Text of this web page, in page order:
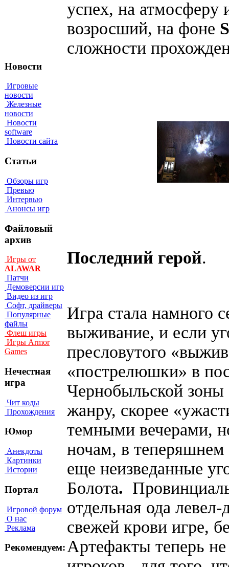
Новости
Игровые
новости
Железные
новости
Новости
software
Новости сайта
Статьи
Обзоры игр
Превью
Интервью
Анонсы игр
Файловый
архив
Игры от
ALAWAR
Патчи
Демоверсии игр
Видео из игр
Софт, драйверы
Популярные
файлы
Флеш игры
Игры Armor
Games
Нечестная
игра
Чит коды
Прохождения
Юмор
Анекдоты
Картинки
Истории
Портал
Игровой форум
О нас
Реклама
Рекомендуем:
успех, на атмосферу
возросший, на фоне
сложности
Последний герой.
Игра стала намного
выживание, и если
пресловутого
«пострелюшки» в
Чернобыльской
жанру, скорее
темными вечерами,
ночам, в теперяшнем
еще неизведанные
Болота.
отдельная ода
свежей крови игре,
Артефакты теперь